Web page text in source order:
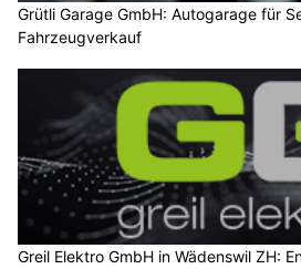
Grütli Garage GmbH: Autogarage für
Fahrzeugverkauf
Greil Elektro GmbH in Wädenswil ZH: